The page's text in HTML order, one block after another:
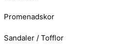
Promenadskor
Sandaler / Tofflor